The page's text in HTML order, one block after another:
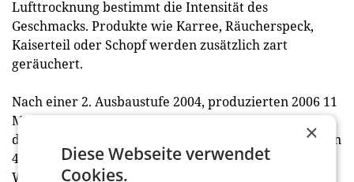
Lufttrock­nung bestimmt die Intensität des
Geschmacks. Produkte wie Karree, Räucherspeck,
Kaiserteil oder Schopf werden zusätzlich zart
geräuchert.
Nach einer 2. Ausbaustufe 2004, produzierten 2006 11
Mitarbeiter etwa 4.000 Schinken im Jahr. 2012 wurde
die Schinkenerlebniswelt eröffnet. Heute produzieren
42 Mitarbei­ter etwa 11.000 Schinken und andere
Wurstwaren und bedienen damit den öster­
×
Diese Webseite verwendet
Cookies.